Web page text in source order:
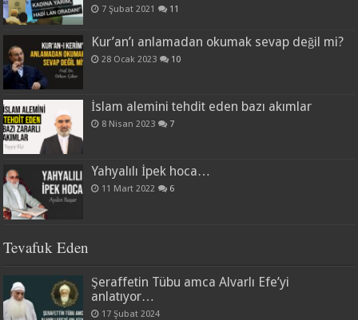
7 Şubat 2021 11
Kur’an’ı anlamadan okumak sevap değil mi?
28 Ocak 2023 10
İslam alemini tehdit eden bazı akımlar
8 Nisan 2023 7
Yahyalılı İpek hoca…
11 Mart 2022 6
Tevafuk Eden
Şeraffetin Tübu amca Alvarlı Efe’yi
anlatıyor…
17 Şubat 2024